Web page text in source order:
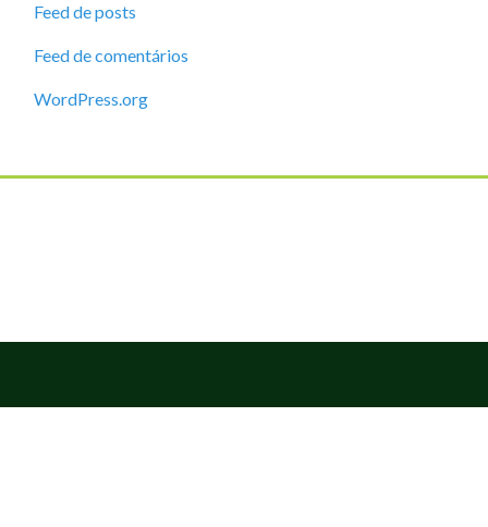
Feed de posts
Feed de comentários
WordPress.org